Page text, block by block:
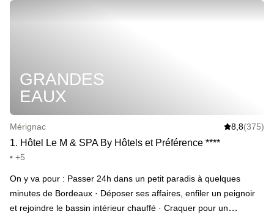
GRANDES
EAUX
Mérignac 8,8(375)
1. Hôtel Le M & SPA By Hôtels et Préférence ****
• +5
On y va pour : Passer 24h dans un petit paradis à quelques
minutes de Bordeaux · Déposer ses affaires, enfiler un peignoir
et rejoindre le bassin intérieur chauffé · Craquer pour un